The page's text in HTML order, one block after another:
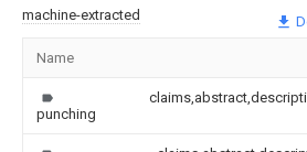
machine-extracted
Name
punching